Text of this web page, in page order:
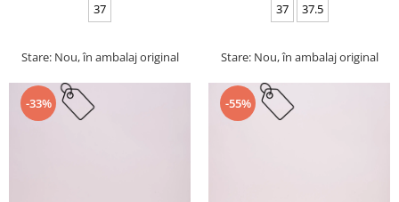
37
Stare: Nou, în ambalaj original
37 37.5
Stare: Nou, în ambalaj original
-33% -55%